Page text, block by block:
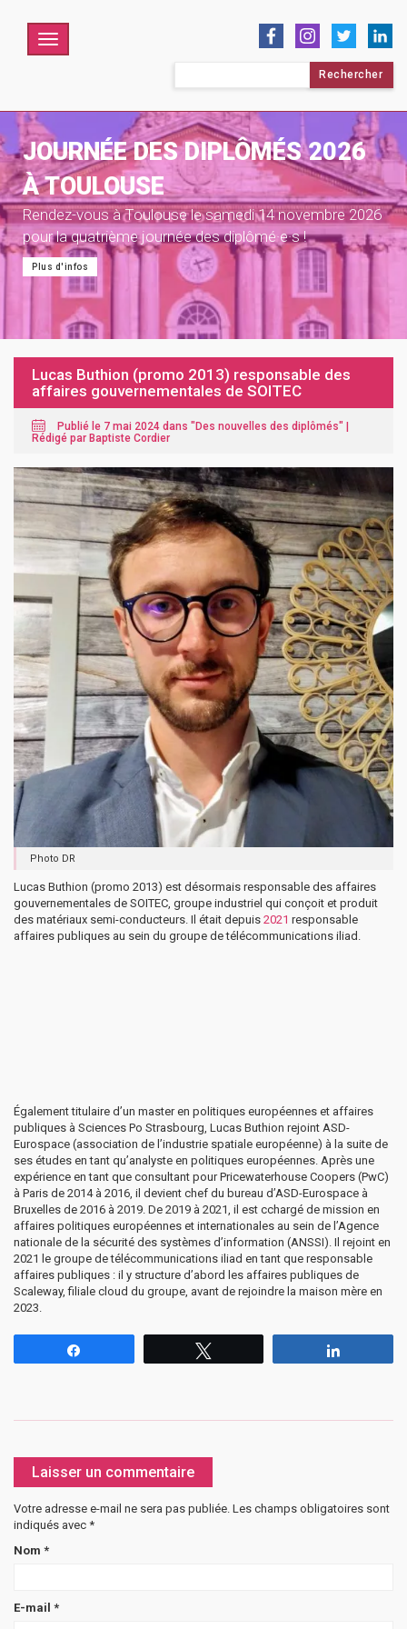
Menu
JOURNÉE DES DIPLÔMÉS 2026
À TOULOUSE
Rendez-vous à Toulouse le samedi 14 novembre 2026
pour la quatrième journée des diplômé·e·s !
Plus d'infos
Lucas Buthion (promo 2013) responsable des
affaires gouvernementales de SOITEC
Publié le 7 mai 2024 dans "Des nouvelles des diplômés" |
Rédigé par Baptiste Cordier
Photo DR
Lucas Buthion (promo 2013) est désormais responsable des affaires
gouvernementales de SOITEC, groupe industriel qui conçoit et produit
des matériaux semi-conducteurs. Il était depuis 2021 responsable
affaires publiques au sein du groupe de télécommunications iliad.
Également titulaire d’un master en politiques européennes et affaires
publiques à Sciences Po Strasbourg, Lucas Buthion rejoint ASD-
Eurospace (association de l’industrie spatiale européenne) à la suite de
ses études en tant qu’analyste en politiques européennes. Après une
expérience en tant que consultant pour Pricewaterhouse Coopers (PwC)
à Paris de 2014 à 2016, il devient chef du bureau d’ASD-Eurospace à
Bruxelles de 2016 à 2019. De 2019 à 2021, il est cchargé de mission en
affaires politiques européennes et internationales au sein de l’Agence
nationale de la sécurité des systèmes d’information (ANSSI). Il rejoint en
2021 le groupe de télécommunications iliad en tant que responsable
affaires publiques : il y structure d’abord les affaires publiques de
Scaleway, filiale cloud du groupe, avant de rejoindre la maison mère en
2023.
Laisser un commentaire
Votre adresse e-mail ne sera pas publiée. Les champs obligatoires sont
indiqués avec *
Nom *
E-mail *